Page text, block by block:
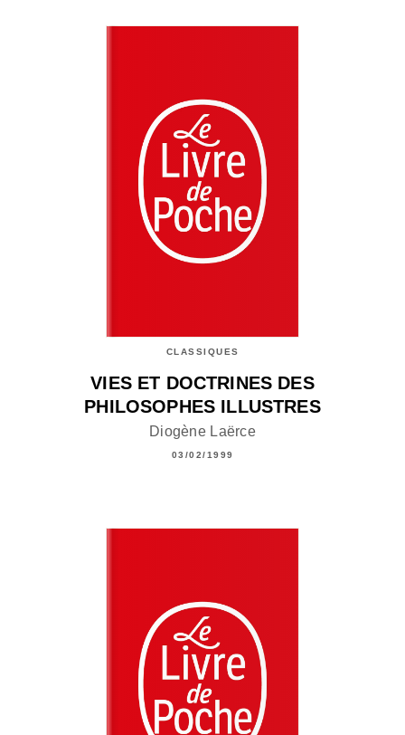
CLASSIQUES
VIES ET DOCTRINES DES
PHILOSOPHES ILLUSTRES
Diogène Laërce
03/02/1999